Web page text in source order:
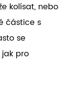
kolísat, nebo
částice s
se
pro